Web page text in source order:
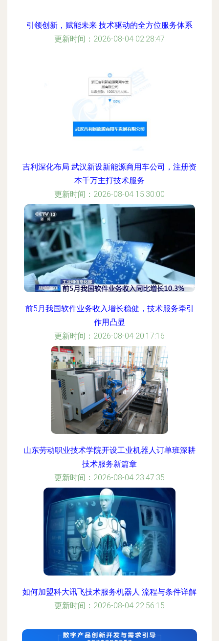
引领创新，赋能未来 技术驱动的全方位服务体系
更新时间：2026-08-04 02:28:47
吉利深化布局 武汉新设新能源商用车公司，注册资
本千万主打技术服务
更新时间：2026-08-04 15:30:00
前5月我国软件业务收入增长稳健，技术服务牵引
作用凸显
更新时间：2026-08-04 20:17:16
山东劳动职业技术学院开设工业机器人订单班深耕
技术服务新篇章
更新时间：2026-08-04 23:47:35
如何加盟科大讯飞技术服务机器人 流程与条件详解
更新时间：2026-08-04 22:56:15